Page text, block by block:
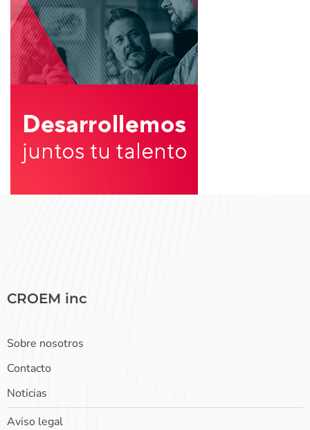
CROEM inc
Sobre nosotros
Contacto
Noticias
Aviso legal